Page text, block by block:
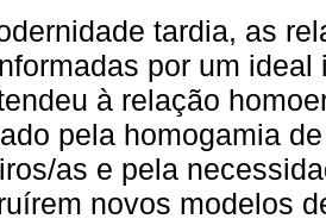
tardia, as
por um ideal
à relação
pela homogamia
as e pela
novos modelos